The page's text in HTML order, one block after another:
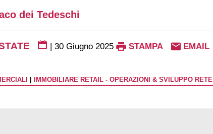
dei Tedeschi
| 30 Giugno 2025 STAMPA EMAIL
IMMOBILIARE RETAIL - OPERAZIONI & SVILUPPO RETE
Nhood: oltre 180 operazioni nel semestre